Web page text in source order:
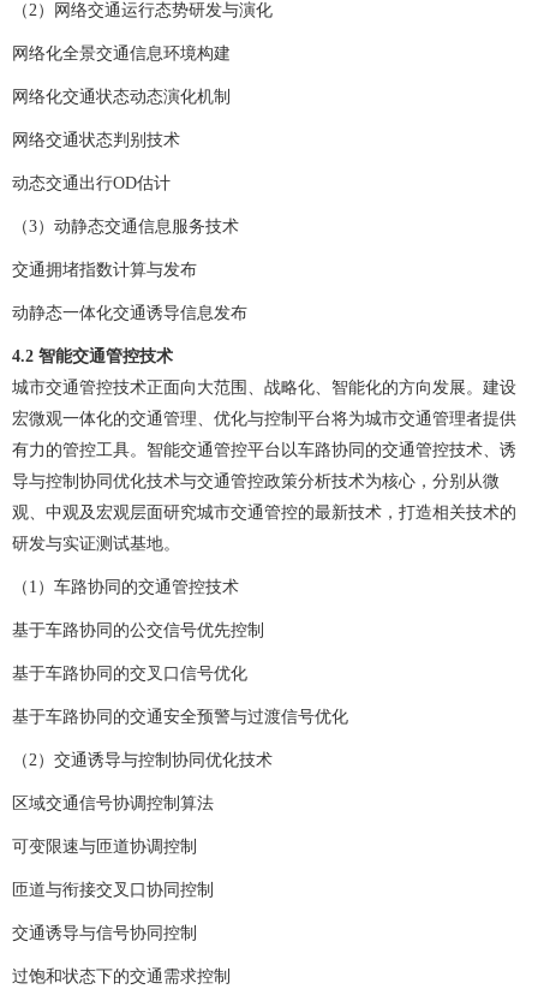
（2）网络交通运行态势研发与演化
网络化全景交通信息环境构建
网络化交通状态动态演化机制
网络交通状态判别技术
动态交通出行OD估计
（3）动静态交通信息服务技术
交通拥堵指数计算与发布
动静态一体化交通诱导信息发布
4.2 智能交通管控技术
城市交通管控技术正面向大范围、战略化、智能化的方向发展。建设
宏微观一体化的交通管理、优化与控制平台将为城市交通管理者提供
有力的管控工具。智能交通管控平台以车路协同的交通管控技术、诱
导与控制协同优化技术与交通管控政策分析技术为核心，分别从微
观、中观及宏观层面研究城市交通管控的最新技术，打造相关技术的
研发与实证测试基地。
（1）车路协同的交通管控技术
基于车路协同的公交信号优先控制
基于车路协同的交叉口信号优化
基于车路协同的交通安全预警与过渡信号优化
（2）交通诱导与控制协同优化技术
区域交通信号协调控制算法
可变限速与匝道协调控制
匝道与衔接交叉口协同控制
交通诱导与信号协同控制
过饱和状态下的交通需求控制